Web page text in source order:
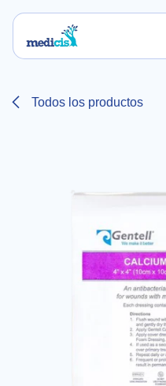
Todos los productos